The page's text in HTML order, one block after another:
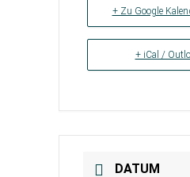
+ Zu Google
+ iCal /
DATUM